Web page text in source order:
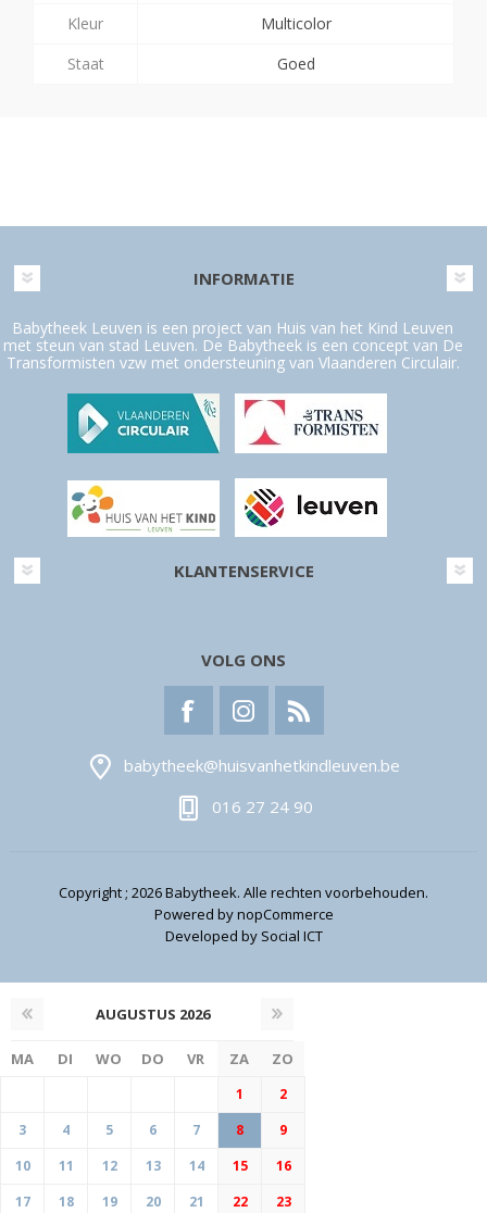
Kleur
Multicolor
Staat
Goed
INFORMATIE
Babytheek Leuven is een project van Huis van het Kind Leuven
met steun van stad Leuven. De Babytheek is een concept van De
Transformisten vzw met ondersteuning van Vlaanderen Circulair.
KLANTENSERVICE
VOLG ONS
babytheek@huisvanhetkindleuven.be
016 27 24 90
Copyright ; 2026 Babytheek. Alle rechten voorbehouden.
Powered bynopCommerce
Developed by Social ICT
AUGUSTUS 2026
MA DI WO DO VR ZA ZO
1
2
3
4 5 6 7 8
9
10
11 12 13 14 15
16
17
18 19 20 21 22 23